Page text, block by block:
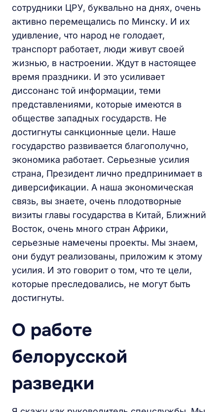
сотрудники ЦРУ, буквально на днях, очень
активно перемещались по Минску. И их
удивление, что народ не голодает,
транспорт работает, люди живут своей
жизнью, в настроении. Ждут в настоящее
время праздники. И это усиливает
диссонанс той информации, теми
представлениями, которые имеются в
обществе западных государств. Не
достигнуты санкционные цели. Наше
государство развивается благополучно,
экономика работает. Серьезные усилия
страна, Президент лично предпринимает в
диверсификации. А наша экономическая
связь, вы знаете, очень плодотворные
визиты главы государства в Китай, Ближний
Восток, очень много стран Африки,
серьезные намечены проекты. Мы знаем,
они будут реализованы, приложим к этому
усилия. И это говорит о том, что те цели,
которые преследовались, не могут быть
достигнуты.
О работе
белорусской
разведки